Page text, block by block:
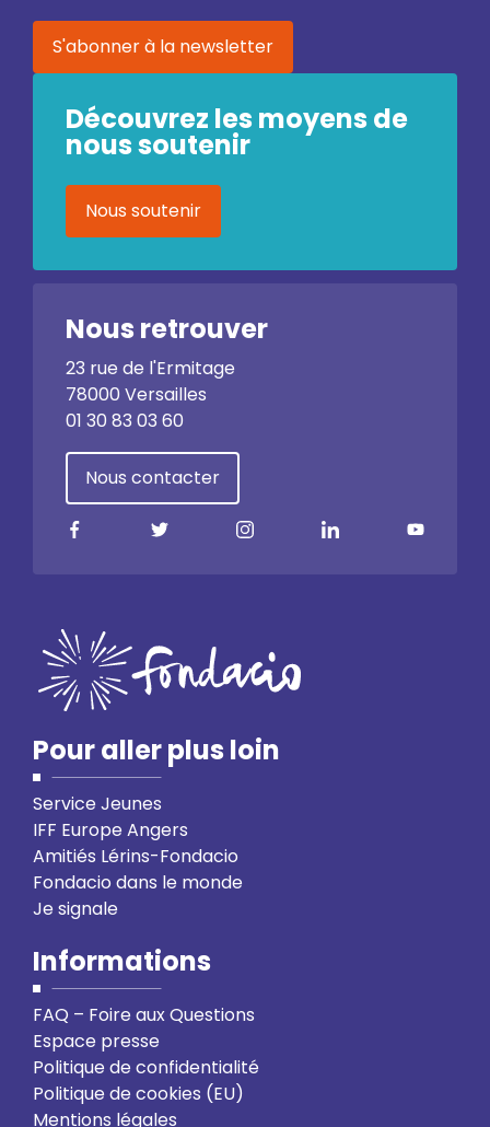
S'abonner à la newsletter
Découvrez les moyens de
nous soutenir
Nous soutenir
Nous retrouver
23 rue de l'Ermitage
78000 Versailles
01 30 83 03 60
Nous contacter
Pour aller plus loin
Service Jeunes
IFF Europe Angers
Amitiés Lérins-Fondacio
Fondacio dans le monde
Je signale
Informations
FAQ – Foire aux Questions
Espace presse
Politique de confidentialité
Politique de cookies (EU)
Mentions légales